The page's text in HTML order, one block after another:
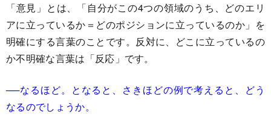
「意見」とは、「自分がこの4つの領域のうち、どのエリ
アに立っているか＝どのポジションに立っているのか」を
明確にする言葉のことです。反対に、どこに立っているの
か不明確な言葉は「反応」です。
──なるほど。となると、さきほどの例で考えると、どう
なるのでしょうか。